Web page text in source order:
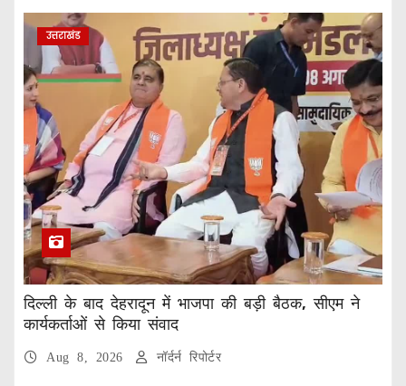
उत्तराखंड
दिल्ली के बाद देहरादून में भाजपा की बड़ी बैठक, सीएम ने
कार्यकर्ताओं से किया संवाद
Aug 8, 2026 नॉर्दर्न रिपोर्टर